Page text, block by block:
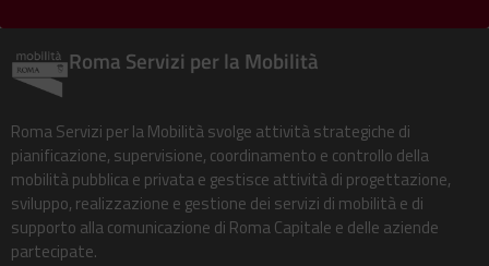
Roma Servizi per la Mobilità
Roma Servizi per la Mobilità svolge attività strategiche di
pianificazione, supervisione, coordinamento e controllo della
mobilità pubblica e privata e gestisce attività di progettazione,
sviluppo, realizzazione e gestione dei servizi di mobilità e di
supporto alla comunicazione di Roma Capitale e delle aziende
partecipate.